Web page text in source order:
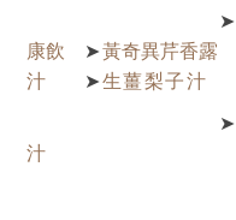
➤
康飲
➤黃奇異芹香露
汁
➤生薑梨子汁
➤
汁